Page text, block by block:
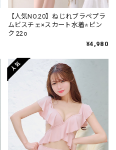
【人気NO.20】ねじれブラペプラ
ムビスチェ×スカート水着⭐︎ピン
ク 22o
¥4,980